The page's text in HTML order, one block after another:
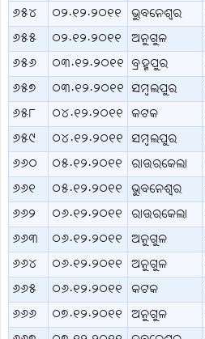
୬୫୪
୦୨.୧୨.୨୦୧୧ ଭୁବନେଶ୍ବର
୬୫୫
୦୨.୧୨.୨୦୧୧ ଅନୁଗୁଳ
୬୫୬
୦୩.୧୨.୨୦୧୧ ବ୍ରହ୍ମପୁର
୬୫୭
୦୩.୧୨.୨୦୧୧ ସମ୍ବଲପୁର
୬୫୮
୦୪.୧୨.୨୦୧୧ କଟକ
୬୫୯
୦୪.୧୨.୨୦୧୧ ସମ୍ବଲପୁର
୬୬୦
୦୫.୧୨.୨୦୧୧ ରାଉରକେଲା
୬୬୧
୦୫.୧୨.୨୦୧୧ ଭୁବନେଶ୍ବର
୬୬୨
୦୬.୧୨.୨୦୧୧ ରାଉରକେଲା
୬୬୩
୦୬.୧୨.୨୦୧୧ ଅନୁଗୁଳ
୬୬୪
୦୬.୧୨.୨୦୧୧ ଅନୁଗୁଳ
୬୬୫
୦୬.୧୨.୨୦୧୧ କଟକ
୬୬୬
୦୭.୧୨.୨୦୧୧ ଅନୁଗୁଳ